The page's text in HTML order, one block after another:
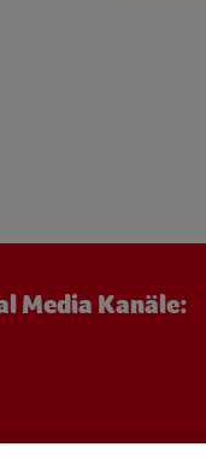
Media Kanäle: